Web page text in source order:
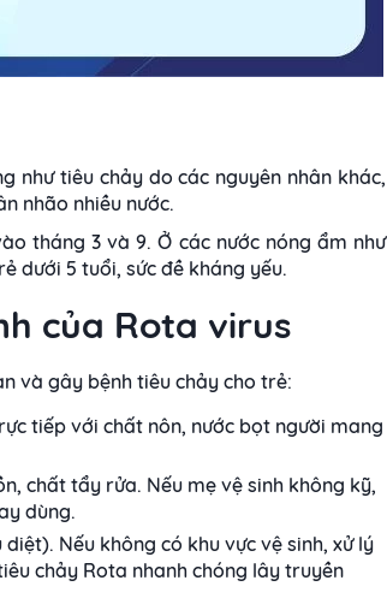
như tiêu chảy do các nguyên nhân khác,
nhão nhiều nước.
tháng 3 và 9. Ở các nước nóng ẩm như
dưới 5 tuổi, sức đề kháng yếu.
của Rota virus
và gây bệnh tiêu chảy cho trẻ:
tiếp với chất nôn, nước bọt người mang
chất tẩy rửa. Nếu mẹ vệ sinh không kỹ,
dùng.
Nếu không có khu vực vệ sinh, xử lý
chảy Rota nhanh chóng lây truyền